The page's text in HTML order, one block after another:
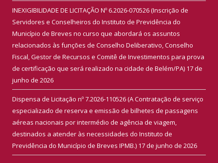
INEXIGIBILIDADE DE LICITAÇÃO Nº 6.2026-070526 (Inscrição de
Servidores e Conselheiros do Instituto de Previdência do
Município de Breves no curso que abordará os assuntos
relacionados às funções de Conselho Deliberativo, Conselho
Fiscal, Gestor de Recursos e Comitê de Investimentos para prova
de certificação que será realizado na cidade de Belém/PA) 17 de
junho de 2026
Dispensa de Licitação nº 7.2026-110526 (A Contratação de serviço
especializado de reserva e emissão de bilhetes de passagens
aéreas nacionais por intermédio de agência de viagem,
destinados a atender às necessidades do Instituto de
Previdência do Município de Breves IPMB.) 17 de junho de 2026